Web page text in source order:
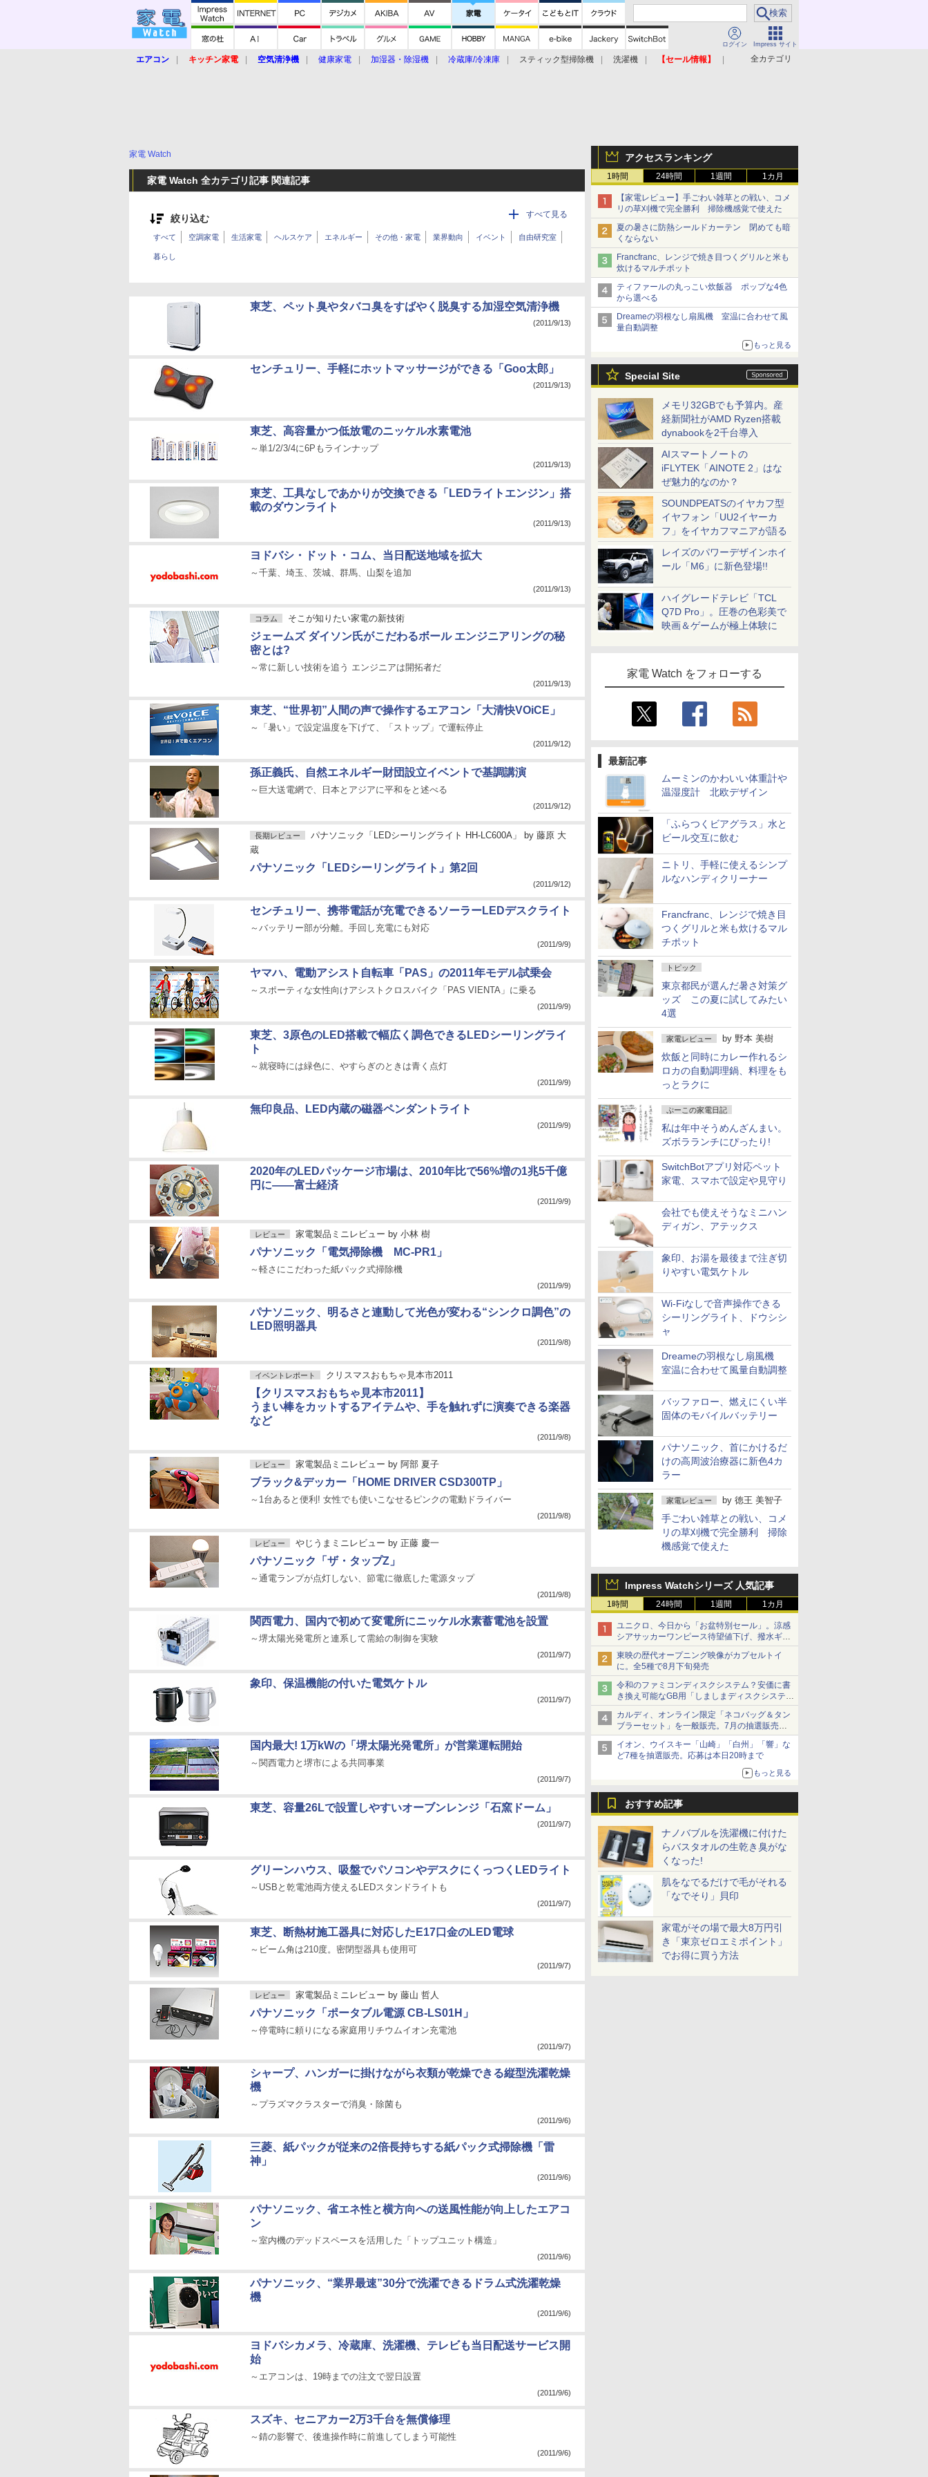
ログイン Impress サイト
全カテゴリ
エアコン キッチン家電 空気清浄機 健康家電 加湿器・除湿機 冷蔵庫/冷凍庫 スティック型掃除機 洗濯機
【セール情報】
アクセスランキング
1時間 24時間 1週間 1カ月
【家電レビュー】手ごわい雑草との戦い、コメ
リの草刈機で完全勝利 掃除機感覚で使えた
夏の暑さに防熱シールドカーテン 閉めても暗
くならない
Francfranc、レンジで焼き目つくグリルと米も
炊けるマルチポット
ティファールの丸っこい炊飯器 ポップな4色
から選べる
Dreameの羽根なし扇風機 室温に合わせて風
量自動調整
もっと見る
Special Site
メモリ32GBでも予算内。産
経新聞社がAMD Ryzen搭載
dynabookを2千台導入
AIスマートノートの
iFLYTEK「AINOTE 2」はな
ぜ魅力的なのか？
SOUNDPEATSのイヤカフ型
イヤフォン「UU2イヤーカ
フ」をイヤカフマニアが語る
レイズのパワーデザインホイ
ール「M6」に新色登場!!
ハイグレードテレビ「TCL
Q7D Pro」。圧巻の色彩美で
映画＆ゲームが極上体験に
家電 Watch をフォローする
最新記事
ムーミンのかわいい体重計や
温湿度計 北欧デザイン
「ふらつくビアグラス」水と
ビール交互に飲む
ニトリ、手軽に使えるシンプ
ルなハンディクリーナー
Francfranc、レンジで焼き目
つくグリルと米も炊けるマル
チポット
トピック
東京都民が選んだ暑さ対策グ
ッズ この夏に試してみたい
4選
家電レビュー by 野本 美樹
炊飯と同時にカレー作れるシ
ロカの自動調理鍋、料理をも
っとラクに
ぷーこの家電日記
私は年中そうめんざんまい。
ズボラランチにぴったり!
SwitchBotアプリ対応ペット
家電、スマホで設定や見守り
会社でも使えそうなミニハン
ディガン、アテックス
象印、お湯を最後まで注ぎ切
りやすい電気ケトル
Wi-Fiなしで音声操作できる
シーリングライト、ドウシシ
ャ
Dreameの羽根なし扇風機
室温に合わせて風量自動調整
バッファロー、燃えにくい半
固体のモバイルバッテリー
パナソニック、首にかけるだ
けの高周波治療器に新色4カ
ラー
家電レビュー by 徳王 美智子
手ごわい雑草との戦い、コメ
リの草刈機で完全勝利 掃除
機感覚で使えた
Impress Watchシリーズ 人気記事
1時間 24時間 1週間 1カ月
ユニクロ、今日から「お盆特別セール」。涼感
シアサッカーワンピース待望値下げ、撥水ギア
ショーツは1990円に
東映の歴代オープニング映像がカプセルトイ
に。全5種で8月下旬発売
令和のファミコンディスクシステム？安価に書
き換え可能なGB用「しましまディスクシステ
ム」
カルディ、オンライン限定「ネコバッグ＆タン
ブラーセット」を一般販売。7月の抽選販売の
当選無効分
イオン、ウイスキー「山崎」「白州」「響」な
ど7種を抽選販売。応募は本日20時まで
もっと見る
おすすめ記事
ナノバブルを洗濯機に付けた
らバスタオルの生乾き臭がな
くなった!
肌をなでるだけで毛がそれる
「なでそり」貝印
家電がその場で最大8万円引
き「東京ゼロエミポイント」
でお得に買う方法
家電 Watch
家電 Watch 全カテゴリ記事 関連記事
絞り込む すべて見る
すべて 空調家電 生活家電 ヘルスケア エネルギー その他・家電 業界動向 イベント 自由研究室
暮らし
東芝、ペット臭やタバコ臭をすばやく脱臭する加湿空気清浄機
(2011/9/13)
センチュリー、手軽にホットマッサージができる「Goo太郎」
(2011/9/13)
東芝、高容量かつ低放電のニッケル水素電池
～単1/2/3/4に6Pもラインナップ
(2011/9/13)
東芝、工具なしであかりが交換できる「LEDライトエンジン」搭
載のダウンライト
(2011/9/13)
ヨドバシ・ドット・コム、当日配送地域を拡大
～千葉、埼玉、茨城、群馬、山梨を追加
(2011/9/13)
コラム そこが知りたい家電の新技術
ジェームズ ダイソン氏がこだわるボール エンジニアリングの秘
密とは?
～常に新しい技術を追う エンジニアは開拓者だ
(2011/9/13)
東芝、“世界初”人間の声で操作するエアコン「大清快VOiCE」
～「暑い」で設定温度を下げて、「ストップ」で運転停止
(2011/9/12)
孫正義氏、自然エネルギー財団設立イベントで基調講演
～巨大送電網で、日本とアジアに平和をと述べる
(2011/9/12)
長期レビュー パナソニック「LEDシーリングライト HH-LC600A」 by 藤原 大
蔵
パナソニック「LEDシーリングライト」第2回
(2011/9/12)
センチュリー、携帯電話が充電できるソーラーLEDデスクライト
～バッテリー部が分離。手回し充電にも対応
(2011/9/9)
ヤマハ、電動アシスト自転車「PAS」の2011年モデル試乗会
～スポーティな女性向けアシストクロスバイク「PAS VIENTA」に乗る
(2011/9/9)
東芝、3原色のLED搭載で幅広く調色できるLEDシーリングライ
ト
～就寝時には緑色に、やすらぎのときは青く点灯
(2011/9/9)
無印良品、LED内蔵の磁器ペンダントライト
(2011/9/9)
2020年のLEDパッケージ市場は、2010年比で56%増の1兆5千億
円に――富士経済
(2011/9/9)
レビュー 家電製品ミニレビュー by 小林 樹
パナソニック「電気掃除機 MC-PR1」
～軽さにこだわった紙パック式掃除機
(2011/9/9)
パナソニック、明るさと連動して光色が変わる“シンクロ調色”の
LED照明器具
(2011/9/8)
イベントレポート クリスマスおもちゃ見本市2011
【クリスマスおもちゃ見本市2011】
うまい棒をカットするアイテムや、手を触れずに演奏できる楽器
など
(2011/9/8)
レビュー 家電製品ミニレビュー by 阿部 夏子
ブラック&デッカー「HOME DRIVER CSD300TP」
～1台あると便利! 女性でも使いこなせるピンクの電動ドライバー
(2011/9/8)
レビュー やじうまミニレビュー by 正藤 慶一
パナソニック「ザ・タップZ」
～通電ランプが点灯しない、節電に徹底した電源タップ
(2011/9/8)
関西電力、国内で初めて変電所にニッケル水素蓄電池を設置
～堺太陽光発電所と連系して需給の制御を実験
(2011/9/7)
象印、保温機能の付いた電気ケトル
(2011/9/7)
国内最大! 1万kWの「堺太陽光発電所」が営業運転開始
～関西電力と堺市による共同事業
(2011/9/7)
東芝、容量26Lで設置しやすいオーブンレンジ「石窯ドーム」
(2011/9/7)
グリーンハウス、吸盤でパソコンやデスクにくっつくLEDライト
～USBと乾電池両方使えるLEDスタンドライトも
(2011/9/7)
東芝、断熱材施工器具に対応したE17口金のLED電球
～ビーム角は210度。密閉型器具も使用可
(2011/9/7)
レビュー 家電製品ミニレビュー by 藤山 哲人
パナソニック「ポータブル電源 CB-LS01H」
～停電時に頼りになる家庭用リチウムイオン充電池
(2011/9/7)
シャープ、ハンガーに掛けながら衣類が乾燥できる縦型洗濯乾燥
機
～プラズマクラスターで消臭・除菌も
(2011/9/6)
三菱、紙パックが従来の2倍長持ちする紙パック式掃除機「雷
神」
(2011/9/6)
パナソニック、省エネ性と横方向への送風性能が向上したエアコ
ン
～室内機のデッドスペースを活用した「トップユニット構造」
(2011/9/6)
パナソニック、“業界最速”30分で洗濯できるドラム式洗濯乾燥
機
(2011/9/6)
ヨドバシカメラ、冷蔵庫、洗濯機、テレビも当日配送サービス開
始
～エアコンは、19時までの注文で翌日設置
(2011/9/6)
スズキ、セニアカー2万3千台を無償修理
～錆の影響で、後進操作時に前進してしまう可能性
(2011/9/6)